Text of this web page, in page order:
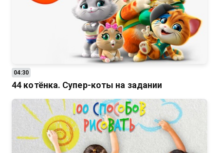
04:30
44 котёнка. Супер-коты на задании